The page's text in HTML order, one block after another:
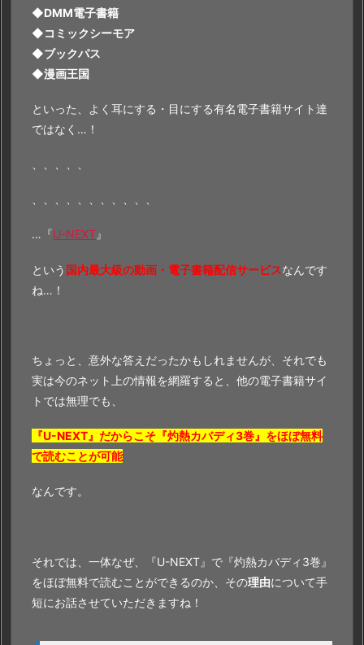
◆DMM電子書籍
◆コミックシーモア
◆ブックパス
◆漫画王国
といった、よく耳にする・目にする有名電子書籍サイト達
ではなく…！
…『U-NEXT』
という 国内最大級の動画・電子書籍配信サービスなんです
ね…！
ちょっと、意外な答えだったかもしれませんが、それでも
実は今のネット上の情報を網羅すると、他の電子書籍サイ
トでは無理でも、
『U-NEXT』だからこそ『灼熱カバディ3巻』をほぼ無料
で読むことが可能
なんです。
それでは、一体なぜ、『U-NEXT』で『灼熱カバディ3巻』
をほぼ無料で読むことができるのか、その理由について手
短にお話させていただきますね！